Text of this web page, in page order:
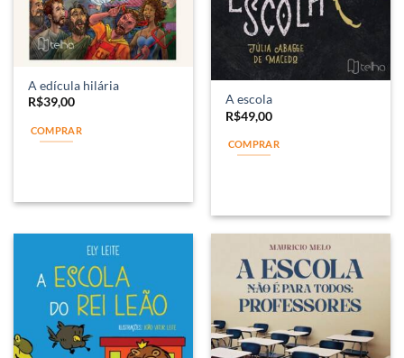
A edícula hilária
R$39,00
COMPRAR
A escola
R$49,00
COMPRAR